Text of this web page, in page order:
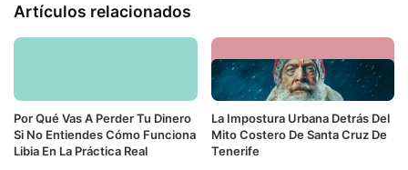
Artículos relacionados
Por Qué Vas A Perder Tu Dinero
Si No Entiendes Cómo Funciona
Libia En La Práctica Real
La Impostura Urbana Detrás Del
Mito Costero De Santa Cruz De
Tenerife